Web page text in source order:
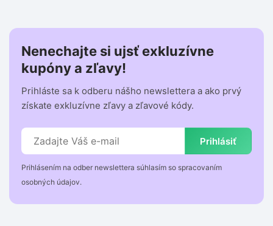
Nenechajte si ujsť exkluzívne
kupóny a zľavy!
Prihláste sa k odberu nášho newslettera a ako prvý
získate exkluzívne zľavy a zľavové kódy.
Prihlásiť
Prihlásením na odber newslettera súhlasím so spracovaním
osobných údajov.